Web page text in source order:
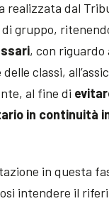
realizzata dal
gruppo,
, con riguardo
classi,
al fine di
in continuità
in questa
intendere il